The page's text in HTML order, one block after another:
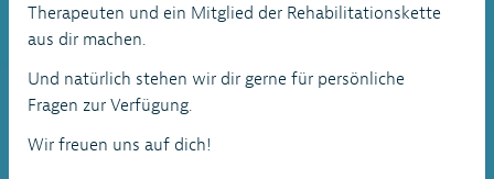
Therapeuten und ein Mitglied der Rehabilitationskette
aus dir machen.
Und natürlich stehen wir dir gerne für persönliche
Fragen zur Verfügung.
Wir freuen uns auf dich!